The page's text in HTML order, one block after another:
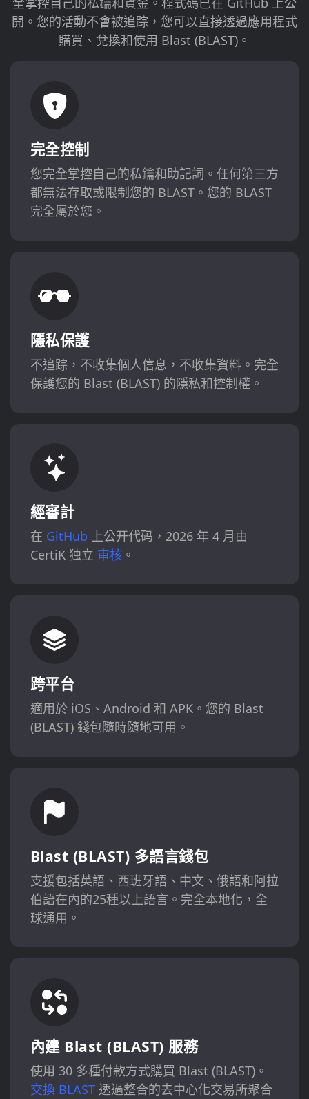
開。您的活動不會被追踪，您可以直接透過應用程式
購買、兌換和使用 Blast (BLAST)。
完全控制
您完全掌控自己的私鑰和助記詞。任何第三方
都無法存取或限制您的 BLAST。您的 BLAST
完全屬於您。
隱私保護
不追踪，不收集個人信息，不收集資料。完全
保護您的 Blast (BLAST) 的隱私和控制權。
經審計
在 GitHub 上公开代码，2026 年 4 月由
CertiK 独立 审核。
跨平台
適用於 iOS、Android 和 APK。您的 Blast
(BLAST) 錢包隨時隨地可用。
Blast (BLAST) 多語言錢包
支援包括英語、西班牙語、中文、俄語和阿拉
伯語在內的25種以上語言。完全本地化，全
球通用。
內建 Blast (BLAST) 服務
使用 30 多種付款方式購買 Blast (BLAST)。
交換 BLAST透過整合的去中心化交易所聚合